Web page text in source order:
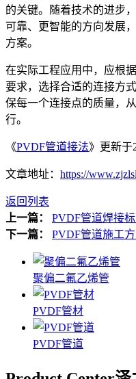
的关键。随着技术的进步
可靠、更智能的方向发展
方案。
在实际工程应用中，应根
要求，选择合适的连接方
保每一个连接点的质量，
行。
《PVDF管道接法》更新于
文章地址： https://
返回列表
上一篇：
PVDF管道焊接
下一篇：
PVDF管道施工
聚偏二氟乙烯管
PVDF管材
PVDF管道